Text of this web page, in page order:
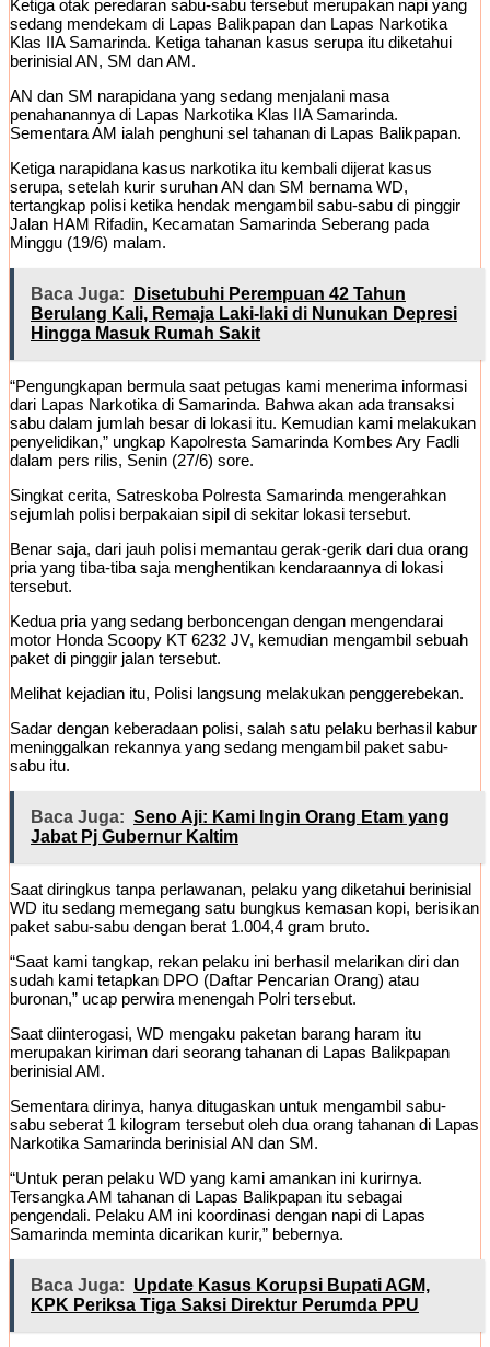
Ketiga otak peredaran sabu-sabu tersebut merupakan napi yang
sedang mendekam di Lapas Balikpapan dan Lapas Narkotika
Klas IIA Samarinda. Ketiga tahanan kasus serupa itu diketahui
berinisial AN, SM dan AM.
AN dan SM narapidana yang sedang menjalani masa
penahanannya di Lapas Narkotika Klas IIA Samarinda.
Sementara AM ialah penghuni sel tahanan di Lapas Balikpapan.
Ketiga narapidana kasus narkotika itu kembali dijerat kasus
serupa, setelah kurir suruhan AN dan SM bernama WD,
tertangkap polisi ketika hendak mengambil sabu-sabu di pinggir
Jalan HAM Rifadin, Kecamatan Samarinda Seberang pada
Minggu (19/6) malam.
Baca Juga:
Disetubuhi Perempuan 42 Tahun
Berulang Kali, Remaja Laki-laki di Nunukan Depresi
Hingga Masuk Rumah Sakit
“Pengungkapan bermula saat petugas kami menerima informasi
dari Lapas Narkotika di Samarinda. Bahwa akan ada transaksi
sabu dalam jumlah besar di lokasi itu. Kemudian kami melakukan
penyelidikan,” ungkap Kapolresta Samarinda Kombes Ary Fadli
dalam pers rilis, Senin (27/6) sore.
Singkat cerita, Satreskoba Polresta Samarinda mengerahkan
sejumlah polisi berpakaian sipil di sekitar lokasi tersebut.
Benar saja, dari jauh polisi memantau gerak-gerik dari dua orang
pria yang tiba-tiba saja menghentikan kendaraannya di lokasi
tersebut.
Kedua pria yang sedang berboncengan dengan mengendarai
motor Honda Scoopy KT 6232 JV, kemudian mengambil sebuah
paket di pinggir jalan tersebut.
Melihat kejadian itu, Polisi langsung melakukan penggerebekan.
Sadar dengan keberadaan polisi, salah satu pelaku berhasil kabur
meninggalkan rekannya yang sedang mengambil paket sabu-
sabu itu.
Baca Juga: Seno Aji: Kami Ingin Orang Etam yang
Jabat Pj Gubernur Kaltim
Saat diringkus tanpa perlawanan, pelaku yang diketahui berinisial
WD itu sedang memegang satu bungkus kemasan kopi, berisikan
paket sabu-sabu dengan berat 1.004,4 gram bruto.
“Saat kami tangkap, rekan pelaku ini berhasil melarikan diri dan
sudah kami tetapkan DPO (Daftar Pencarian Orang) atau
buronan,” ucap perwira menengah Polri tersebut.
Saat diinterogasi, WD mengaku paketan barang haram itu
merupakan kiriman dari seorang tahanan di Lapas Balikpapan
berinisial AM.
Sementara dirinya, hanya ditugaskan untuk mengambil sabu-
sabu seberat 1 kilogram tersebut oleh dua orang tahanan di Lapas
Narkotika Samarinda berinisial AN dan SM.
“Untuk peran pelaku WD yang kami amankan ini kurirnya.
Tersangka AM tahanan di Lapas Balikpapan itu sebagai
pengendali. Pelaku AM ini koordinasi dengan napi di Lapas
Samarinda meminta dicarikan kurir,” bebernya.
Baca Juga: Update Kasus Korupsi Bupati AGM,
KPK Periksa Tiga Saksi Direktur Perumda PPU